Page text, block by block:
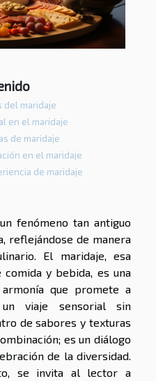
del maridaje
en el maridaje
de maridaje
en el maridaje
de maridaje
fenómeno tan antiguo
reflejándose de manera
El maridaje, esa
y bebida, es una
que promete a
viaje sensorial sin
de sabores y texturas
es un diálogo
de la diversidad.
se invita al lector a